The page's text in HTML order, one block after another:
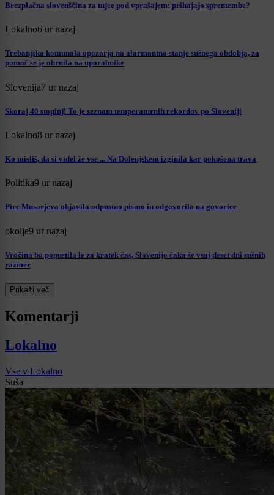
Brezplačna slovenščina za tujce pod vprašajem: prihajajo spremembe?
Lokalno6 ur nazaj
Trebanjska komunala opozarja na alarmantno stanje sušnega obdobja, za
pomoč se je obrnila na uporabnike
Slovenija7 ur nazaj
Skoraj 40 stopinj! To je seznam temperaturnih rekordov po Sloveniji
Lokalno8 ur nazaj
Ko misliš, da si videl že vse ... Na Dolenjskem izginila kar pokošena trava
Politika9 ur nazaj
Pirc Musarjeva objavila odpustno pismo in odgovorila na govorice
okolje9 ur nazaj
Vročina bo popustila le za kratek čas, Slovenijo čaka še vsaj deset dni sušnih
razmer
Prikaži več
Komentarji
Lokalno
Vse v Lokalno
Suša